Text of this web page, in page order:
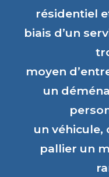
résidentiel
biais d’un
moyen
un
un
pallier un